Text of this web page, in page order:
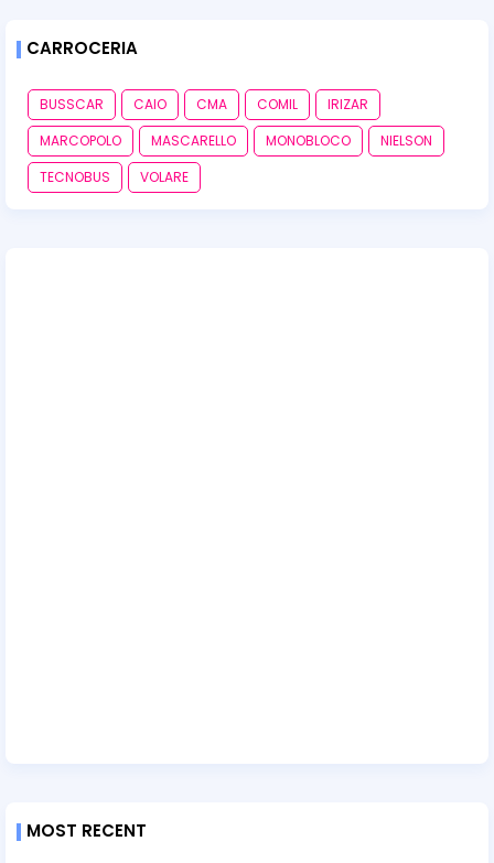
CARROCERIA
BUSSCAR CAIO CMA COMIL
IRIZAR
MARCOPOLO
MASCARELLO MONOBLOCO
NIELSON
TECNOBUS
VOLARE
MOST RECENT